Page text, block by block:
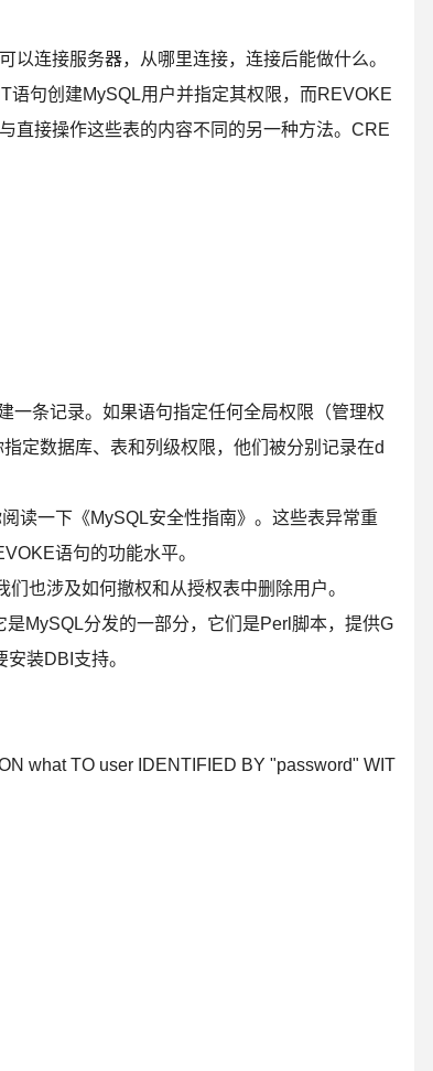
以连接服务器，从哪里连接，连接后能做什么。
语句创建MySQL用户并指定其权限，而REVOKE
直接操作这些表的内容不同的另一种方法。CRE
一条记录。如果语句指定任何全局权限（管理权
定数据库、表和列级权限，他们被分别记录在d
读一下《MySQL安全性指南》。这些表异常重
语句的功能水平。
也涉及如何撤权和从授权表中删除用户。
MySQL分发的一部分，它们是Perl脚本，提供G
装DBI支持。
what TO user IDENTIFIED BY "password" WIT